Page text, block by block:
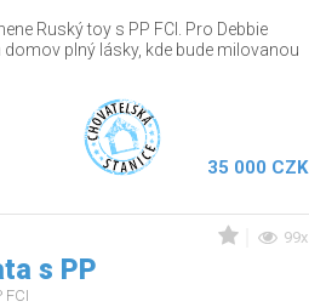
Ruský toy s PP FCI. Pro Debbie
plný lásky, kde bude milovanou
35 000 CZK
99x
s PP
FCI